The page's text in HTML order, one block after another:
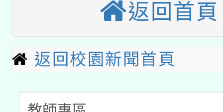
招甄選結果公告(無人
招)
本館辦理115年度閱讀
暨閱讀推動專業研習
科技賦能─人工智慧
A3數位素養講師名單
「數位內容與教學軟體
返回首頁
返回校園新聞首頁